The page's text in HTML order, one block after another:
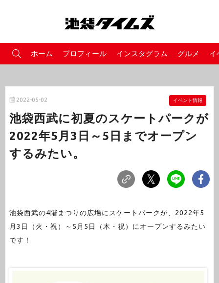
ホーム プロフィール インスタグラム グルメ イ
2022-05-02 イベント情報
池袋西武に初夏のスケートパークが
2022年5月3日～5日までオープン
するみたい。
池袋西武の4階まつりの広場にスケートパークが、2022年5
月3日（火・祝）～5月5日（木・祝）にオープンするみたい
です！